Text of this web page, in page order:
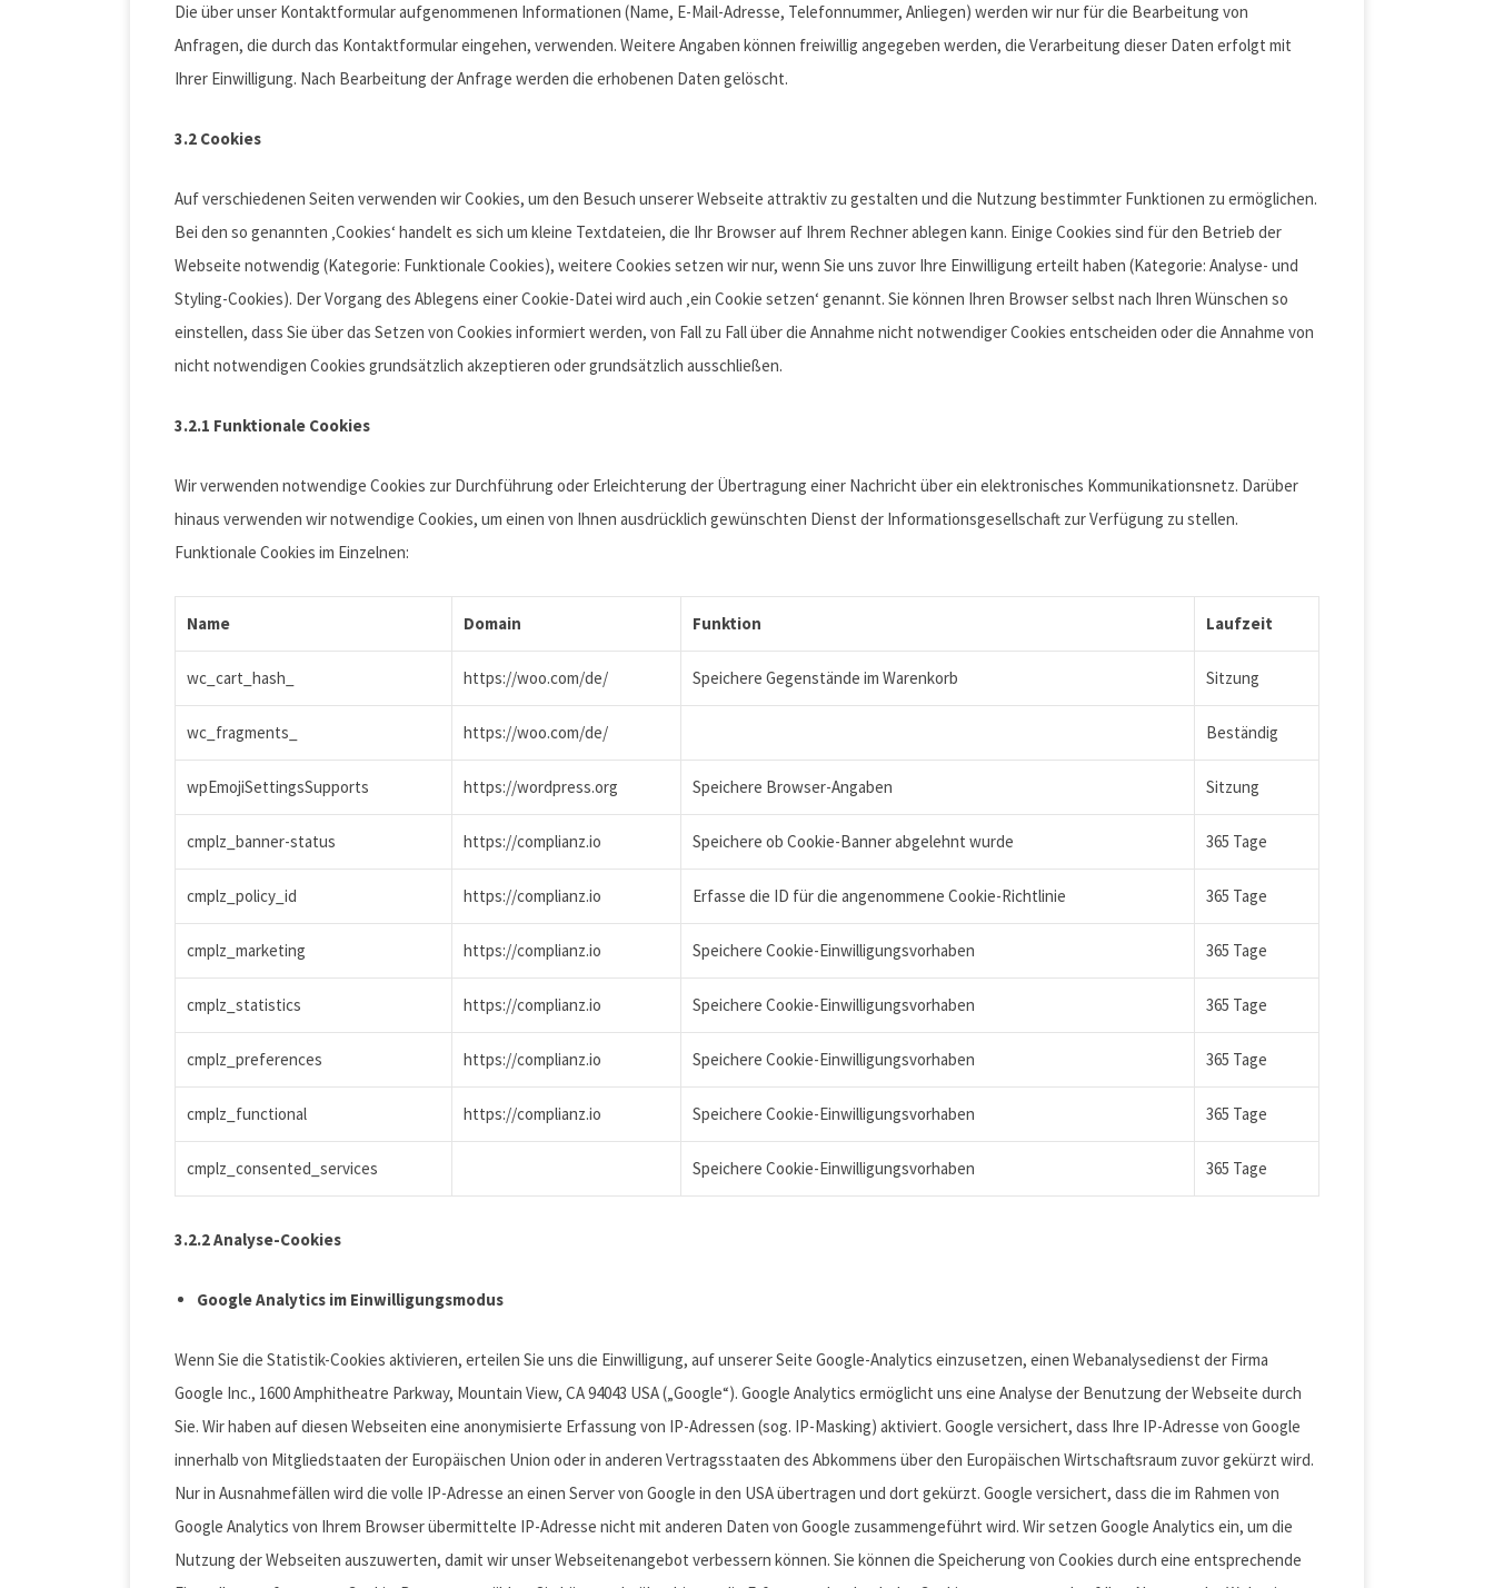
Die über unser Kontaktformular aufgenommenen Informationen (Name, E-Mail-Adresse, Telefonnummer, Anliegen) werden wir nur für die Bearbeitung von
Anfragen, die durch das Kontaktformular eingehen, verwenden. Weitere Angaben können freiwillig angegeben werden, die Verarbeitung dieser Daten erfolgt mit
Ihrer Einwilligung. Nach Bearbeitung der Anfrage werden die erhobenen Daten gelöscht.
3.2 Cookies
Auf verschiedenen Seiten verwenden wir Cookies, um den Besuch unserer Webseite attraktiv zu gestalten und die Nutzung bestimmter Funktionen zu ermöglichen.
Bei den so genannten ‚Cookies‘ handelt es sich um kleine Textdateien, die Ihr Browser auf Ihrem Rechner ablegen kann. Einige Cookies sind für den Betrieb der
Webseite notwendig (Kategorie: Funktionale Cookies), weitere Cookies setzen wir nur, wenn Sie uns zuvor Ihre Einwilligung erteilt haben (Kategorie: Analyse- und
Styling-Cookies). Der Vorgang des Ablegens einer Cookie-Datei wird auch ‚ein Cookie setzen‘ genannt. Sie können Ihren Browser selbst nach Ihren Wünschen so
einstellen, dass Sie über das Setzen von Cookies informiert werden, von Fall zu Fall über die Annahme nicht notwendiger Cookies entscheiden oder die Annahme von
nicht notwendigen Cookies grundsätzlich akzeptieren oder grundsätzlich ausschließen.
3.2.1 Funktionale Cookies
Wir verwenden notwendige Cookies zur Durchführung oder Erleichterung der Übertragung einer Nachricht über ein elektronisches Kommunikationsnetz. Darüber
hinaus verwenden wir notwendige Cookies, um einen von Ihnen ausdrücklich gewünschten Dienst der Informationsgesellschaft zur Verfügung zu stellen.
Funktionale Cookies im Einzelnen:
Name Domain Funktion Laufzeit
wc_cart_hash_ https://woo.com/de/ Speichere Gegenstände im Warenkorb Sitzung
wc_fragments_ https://woo.com/de/ Beständig
wpEmojiSettingsSupports https://wordpress.org Speichere Browser-Angaben Sitzung
cmplz_banner-status https://complianz.io Speichere ob Cookie-Banner abgelehnt wurde 365 Tage
cmplz_policy_id https://complianz.io Erfasse die ID für die angenommene Cookie-Richtlinie 365 Tage
cmplz_marketing https://complianz.io Speichere Cookie-Einwilligungsvorhaben 365 Tage
cmplz_statistics https://complianz.io Speichere Cookie-Einwilligungsvorhaben 365 Tage
cmplz_preferences https://complianz.io Speichere Cookie-Einwilligungsvorhaben 365 Tage
cmplz_functional https://complianz.io Speichere Cookie-Einwilligungsvorhaben 365 Tage
cmplz_consented_services Speichere Cookie-Einwilligungsvorhaben 365 Tage
3.2.2 Analyse-Cookies
Google Analytics im Einwilligungsmodus
Wenn Sie die Statistik-Cookies aktivieren, erteilen Sie uns die Einwilligung, auf unserer Seite Google-Analytics einzusetzen, einen Webanalysedienst der Firma
Google Inc., 1600 Amphitheatre Parkway, Mountain View, CA 94043 USA („Google“). Google Analytics ermöglicht uns eine Analyse der Benutzung der Webseite durch
Sie. Wir haben auf diesen Webseiten eine anonymisierte Erfassung von IP-Adressen (sog. IP-Masking) aktiviert. Google versichert, dass Ihre IP-Adresse von Google
innerhalb von Mitgliedstaaten der Europäischen Union oder in anderen Vertragsstaaten des Abkommens über den Europäischen Wirtschaftsraum zuvor gekürzt wird.
Nur in Ausnahmefällen wird die volle IP-Adresse an einen Server von Google in den USA übertragen und dort gekürzt. Google versichert, dass die im Rahmen von
Google Analytics von Ihrem Browser übermittelte IP-Adresse nicht mit anderen Daten von Google zusammengeführt wird. Wir setzen Google Analytics ein, um die
Nutzung der Webseiten auszuwerten, damit wir unser Webseitenangebot verbessern können. Sie können die Speicherung von Cookies durch eine entsprechende